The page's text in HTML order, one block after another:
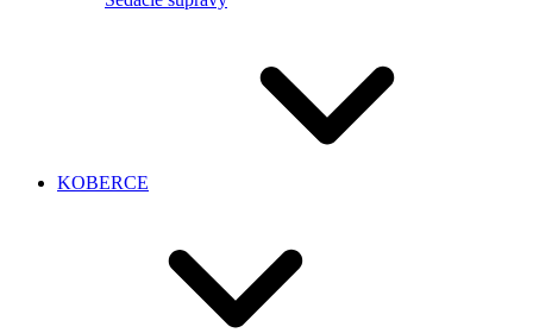
KOBERCE